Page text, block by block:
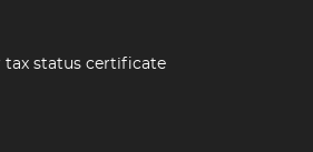
tax status certificate